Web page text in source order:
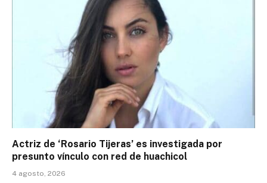
Actriz de ‘Rosario Tijeras’ es investigada por
presunto vínculo con red de huachicol
4 agosto, 2026